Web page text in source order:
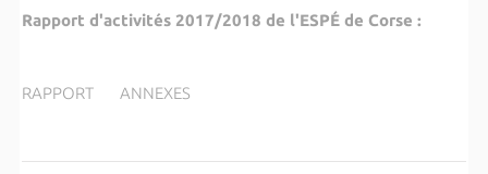
Rapport d'activités 2017/2018 de l'ESPÉde Corse :
RAPPORT ANNEXES